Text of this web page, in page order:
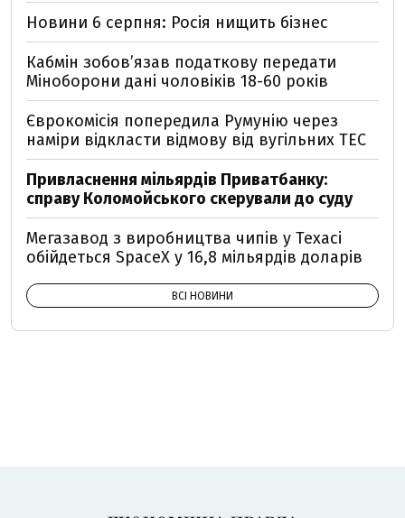
Новини 6 серпня: Росія нищить бізнес
Кабмін зобовʼязав податкову передати
Міноборони дані чоловіків 18-60 років
Єврокомісія попередила Румунію через
наміри відкласти відмову від вугільних ТЕС
Привласнення мільярдів Приватбанку:
справу Коломойського скерували до суду
Мегазавод з виробництва чипів у Техасі
обійдеться SpaceX у 16,8 мільярдів доларів
ВСІ НОВИНИ